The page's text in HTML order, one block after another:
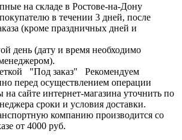
на складе в Ростове-на-Дону
в течении 3 дней, после
(кроме праздничных дней и
день (дату и время необходимо
"Под заказ" Рекомендуем
перед осуществлением операции
на сайте интернет-магазина уточнить по
сроки и условия доставки.
компанию производится со
от 4000 руб.